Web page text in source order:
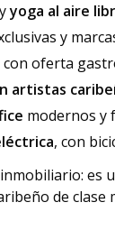
yyoga al aire
y
con oferta
artistas
modernos y
, con
es
de clase